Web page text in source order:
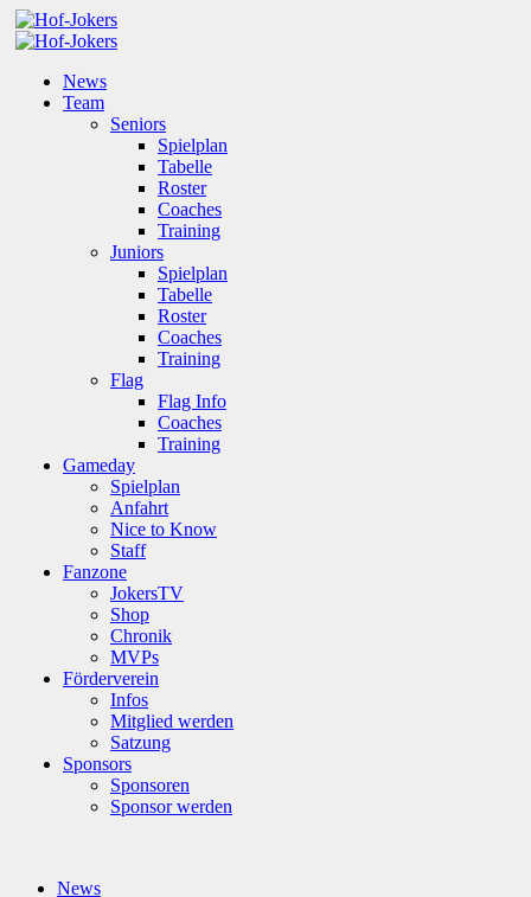
News
Team
Seniors
Spielplan
Tabelle
Roster
Coaches
Training
Juniors
Spielplan
Tabelle
Roster
Coaches
Training
Flag
Flag Info
Coaches
Training
Gameday
Spielplan
Anfahrt
Nice to Know
Staff
Fanzone
JokersTV
Shop
Chronik
MVPs
Förderverein
Infos
Mitglied werden
Satzung
Sponsors
Sponsoren
Sponsor werden
News